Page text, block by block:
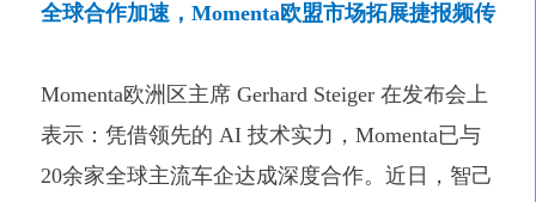
全球合作加速，Momenta欧盟市场拓展捷报频传
Momenta欧洲区主席 Gerhard Steiger 在发布会上
表示：凭借领先的 AI 技术实力，Momenta已与
20余家全球主流车企达成深度合作。近日，智己